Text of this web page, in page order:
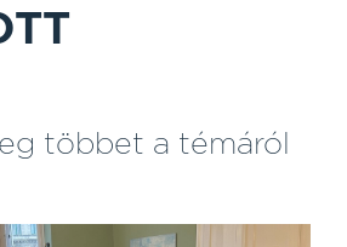
többet a témáról